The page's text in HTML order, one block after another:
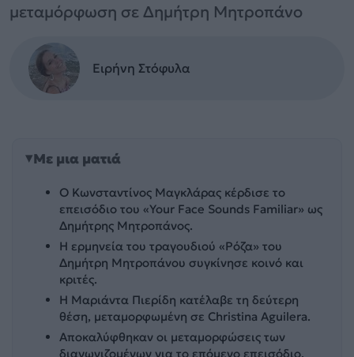
μεταμόρφωση σε Δημήτρη Μητροπάνο
Ειρήνη Στόφυλα
Με μια ματιά
Ο Κωνσταντίνος Μαγκλάρας κέρδισε το
επεισόδιο του «Your Face Sounds Familiar» ως
Δημήτρης Μητροπάνος.
Η ερμηνεία του τραγουδιού «Ρόζα» του
Δημήτρη Μητροπάνου συγκίνησε κοινό και
κριτές.
Η Μαριάντα Πιερίδη κατέλαβε τη δεύτερη
θέση, μεταμορφωμένη σε Christina Aguilera.
Αποκαλύφθηκαν οι μεταμορφώσεις των
διαγωνιζομένων για το επόμενο επεισόδιο.